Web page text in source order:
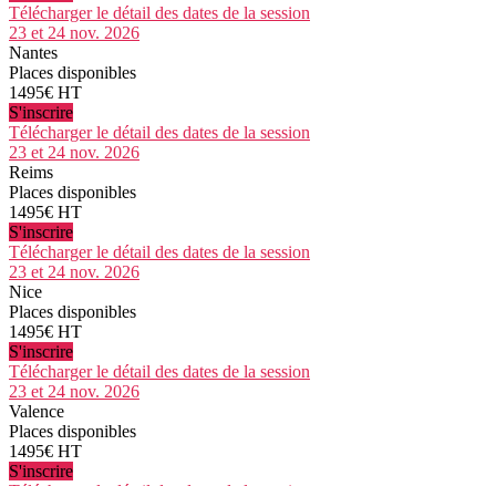
Télécharger le détail des dates de la session
23 et 24 nov. 2026
Nantes
Places disponibles
1495€ HT
S'inscrire
Télécharger le détail des dates de la session
23 et 24 nov. 2026
Reims
Places disponibles
1495€ HT
S'inscrire
Télécharger le détail des dates de la session
23 et 24 nov. 2026
Nice
Places disponibles
1495€ HT
S'inscrire
Télécharger le détail des dates de la session
23 et 24 nov. 2026
Valence
Places disponibles
1495€ HT
S'inscrire